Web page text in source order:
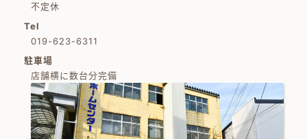
不定休
Tel
019-623-6311
駐車場
店舗横に数台分完備